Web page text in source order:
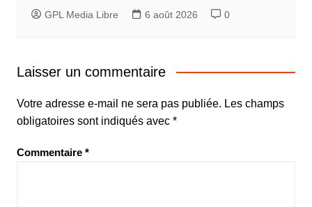
GPL Media Libre 6 août 2026 0
Laisser un commentaire
Votre adresse e-mail ne sera pas publiée. Les champs
obligatoires sont indiqués avec *
Commentaire *